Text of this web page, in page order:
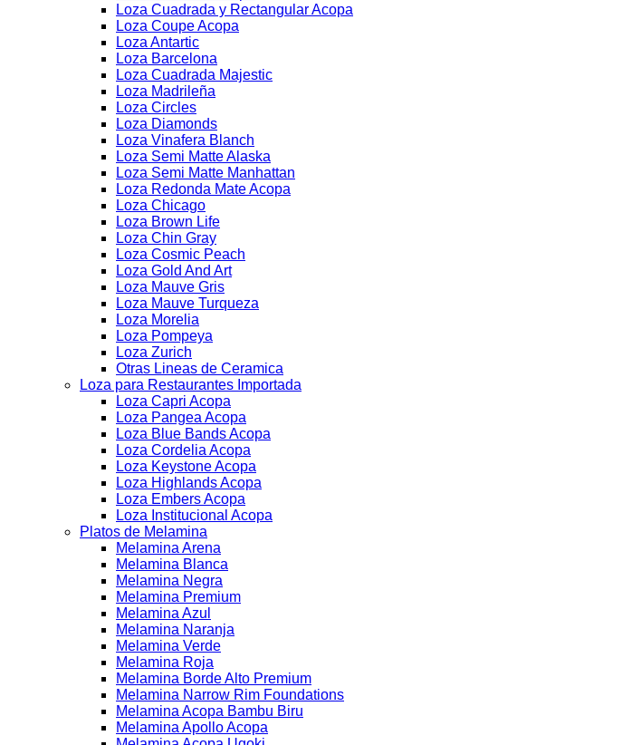
Loza Cuadrada y Rectangular Acopa
Loza Coupe Acopa
Loza Antartic
Loza Barcelona
Loza Cuadrada Majestic
Loza Madrileña
Loza Circles
Loza Diamonds
Loza Vinafera Blanch
Loza Semi Matte Alaska
Loza Semi Matte Manhattan
Loza Redonda Mate Acopa
Loza Chicago
Loza Brown Life
Loza Chin Gray
Loza Cosmic Peach
Loza Gold And Art
Loza Mauve Gris
Loza Mauve Turqueza
Loza Morelia
Loza Pompeya
Loza Zurich
Otras Lineas de Ceramica
Loza para Restaurantes Importada
Loza Capri Acopa
Loza Pangea Acopa
Loza Blue Bands Acopa
Loza Cordelia Acopa
Loza Keystone Acopa
Loza Highlands Acopa
Loza Embers Acopa
Loza Institucional Acopa
Platos de Melamina
Melamina Arena
Melamina Blanca
Melamina Negra
Melamina Premium
Melamina Azul
Melamina Naranja
Melamina Verde
Melamina Roja
Melamina Borde Alto Premium
Melamina Narrow Rim Foundations
Melamina Acopa Bambu Biru
Melamina Apollo Acopa